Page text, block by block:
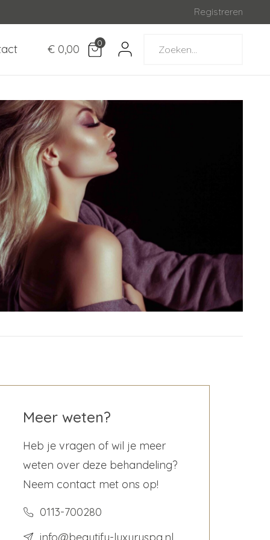
Registreren
0
€ 0,00
Meer weten?
Heb je vragen of wil je meer
weten over deze behandeling?
Neem contact met ons op!
0113-700280